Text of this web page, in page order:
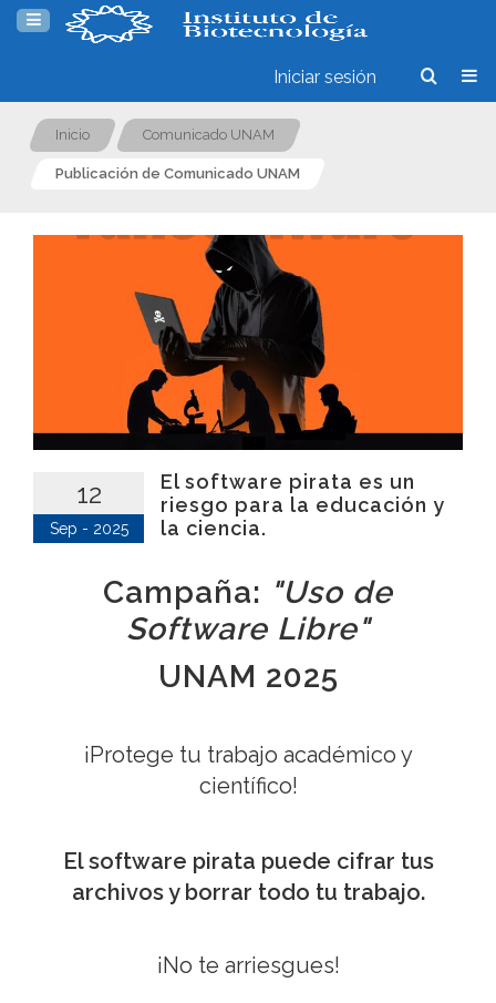
Iniciar sesión
Inicio Comunicado UNAM
Publicación de Comunicado UNAM
12
Sep - 2025
El software pirata es un
riesgo para la educación y
la ciencia.
Campaña: "Uso de
Software Libre"
UNAM 2025
¡Protege tu trabajo académico y
científico!
El software pirata puede cifrar tus
archivos y borrar todo tu trabajo.
¡No te arriesgues!